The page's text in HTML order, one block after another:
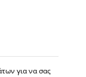
για να σας